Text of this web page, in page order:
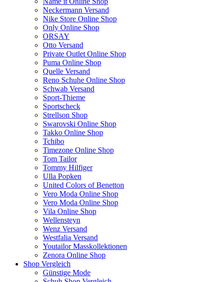
Neckermann Versand
Nike Store Online Shop
Only Online Shop
ORSAY
Otto Versand
Private Outlet Online Shop
Puma Online Shop
Quelle Versand
Reno Schuhe Online Shop
Schwab Versand
Sport-Thieme
Sportscheck
Strellson Shop
Swarovski Online Shop
Takko Online Shop
Tchibo
Timezone Online Shop
Tom Tailor
Tommy Hilfiger
Ulla Popken
United Colors of Benetton
Vero Moda Online Shop
Vero Moda Online Shop
Vila Online Shop
Wellensteyn
Wenz Versand
Westfalia Versand
Youtailor Masskollektionen
Zenora Online Shop
Shop Vergleich
Günstige Mode